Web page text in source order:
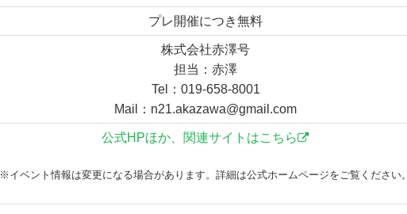
プレ開催につき無料
株式会社赤澤号
担当：赤澤
Tel：019-658-8001
Mail：n21.akazawa@gmail.com
公式HPほか、関連サイトはこちら
※イベント情報は変更になる場合があります。詳細は公式ホームページをご覧ください。